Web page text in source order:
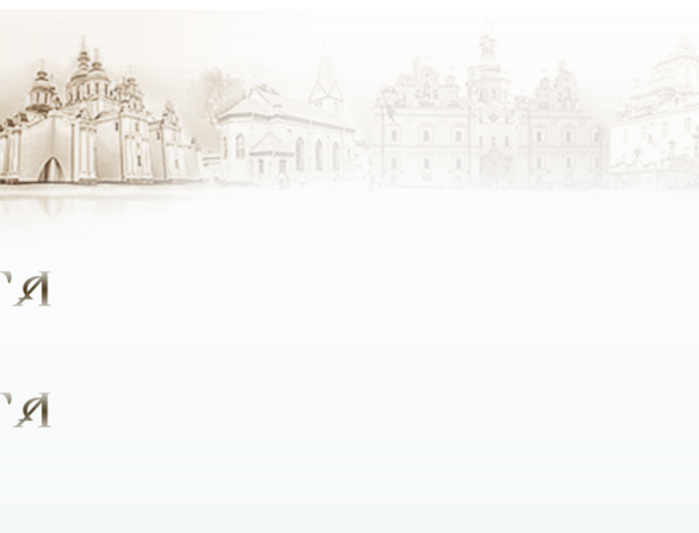
стали ближче до Бога, який був би цікавим людям різних конфесій.